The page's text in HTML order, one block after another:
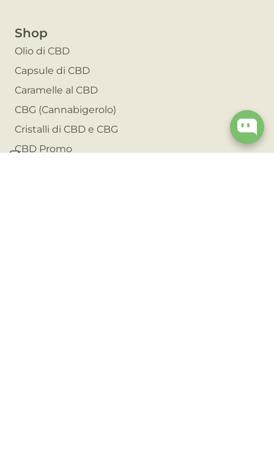
Shop
Olio di CBD
Capsule di CBD
Caramelle al CBD
CBG (Cannabigerolo)
Cristalli di CBD e CBG
CBD Promo